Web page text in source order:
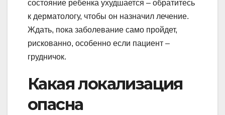
состояние ребенка ухудшается – обратитесь
к дерматологу, чтобы он назначил лечение.
Ждать, пока заболевание само пройдет,
рискованно, особенно если пациент –
грудничок.
Какая локализация
опасна